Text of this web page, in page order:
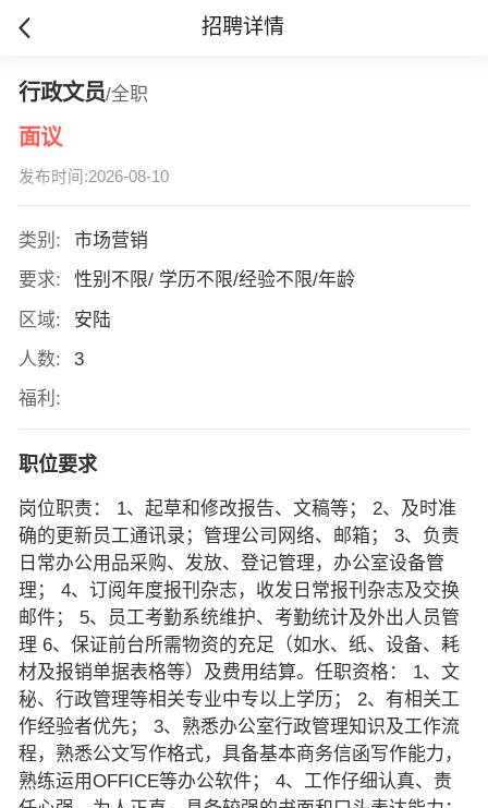
招聘详情
行政文员/全职
面议
发布时间:2026-08-10
类别:
市场营销
要求:
性别不限/ 学历不限/经验不限/年龄
区域:
安陆
人数:
3
福利:
职位要求
岗位职责： 1、起草和修改报告、文稿等； 2、及时准
确的更新员工通讯录；管理公司网络、邮箱； 3、负责
日常办公用品采购、发放、登记管理，办公室设备管
理； 4、订阅年度报刊杂志，收发日常报刊杂志及交换
邮件； 5、员工考勤系统维护、考勤统计及外出人员管
理 6、保证前台所需物资的充足（如水、纸、设备、耗
材及报销单据表格等）及费用结算。任职资格： 1、文
秘、行政管理等相关专业中专以上学历； 2、有相关工
作经验者优先； 3、熟悉办公室行政管理知识及工作流
程，熟悉公文写作格式，具备基本商务信函写作能力，
熟练运用OFFICE等办公软件； 4、工作仔细认真、责